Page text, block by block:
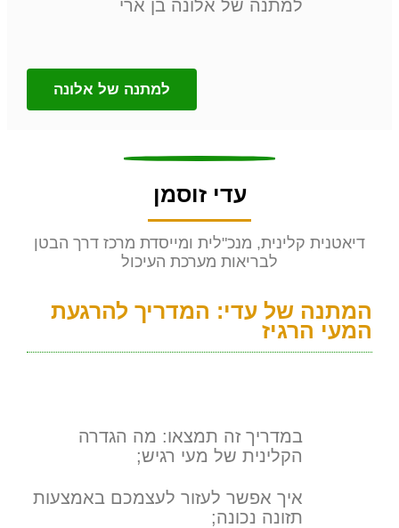
למתנה של אלונה בן ארי
למתנה של אלונה
עדי זוסמן
דיאטנית קלינית, מנכ"לית ומייסדת מרכז דרך הבטן
לבריאות מערכת העיכול
המתנה של עדי: המדריך להרגעת
המעי הרגיז
במדריך זה תמצאו: מה הגדרה
הקלינית של מעי רגיש;
איך אפשר לעזור לעצמכם באמצעות
תזונה נכונה;